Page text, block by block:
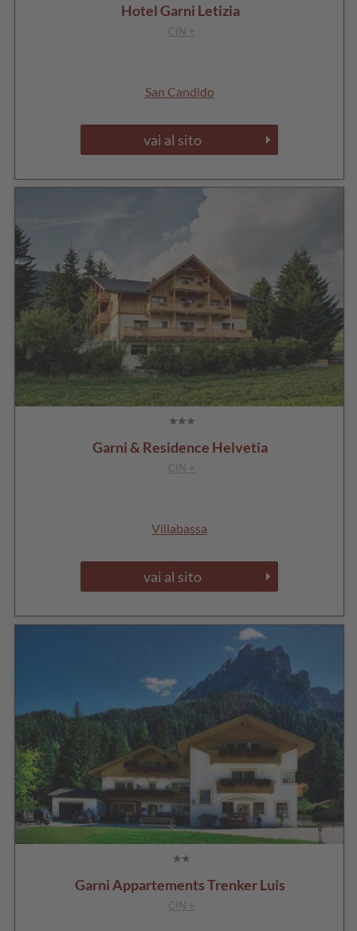
Hotel Garni Letizia
CIN +
San Candido
vai al sito
Garni & Residence Helvetia
CIN +
Villabassa
vai al sito
Garni Appartements Trenker Luis
CIN +